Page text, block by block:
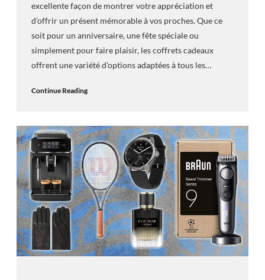
excellente façon de montrer votre appréciation et
d’offrir un présent mémorable à vos proches. Que ce
soit pour un anniversaire, une fête spéciale ou
simplement pour faire plaisir, les coffrets cadeaux
offrent une variété d’options adaptées à tous les…
Continue Reading